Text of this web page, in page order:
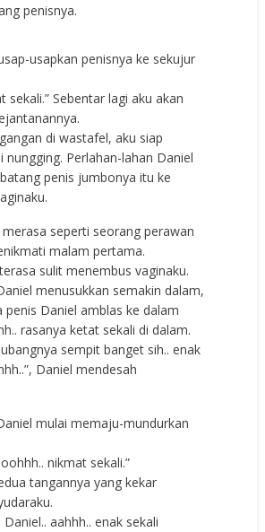
penisnya.
usapkan penisnya ke sekujur
sekali.” Sebentar lagi aku akan
di wastafel, aku siap
nungging. Perlahan-lahan Daniel
penis jumbonya itu ke
merasa seperti seorang perawan
malam pertama.
sulit menembus vaginaku.
menusukkan semakin dalam,
penis Daniel amblas ke dalam
rasanya ketat sekali di dalam.
sempit banget sih.. enak
Daniel mendesah
mulai memaju-mundurkan
nikmat sekali.”
tangannya yang kekar
Daniel.. aahhh.. enak sekali